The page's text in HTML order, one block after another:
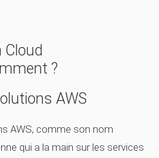
?
AWS
AWS, comme son nom
qui a la main sur les services